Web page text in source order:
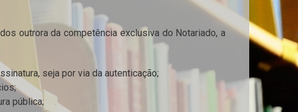
outrora da competência exclusiva do Notariado, a
seja por via da autenticação;
pública;